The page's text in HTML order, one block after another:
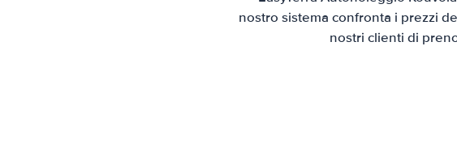
nostro sistema confronta i prezzi
nostri clienti di